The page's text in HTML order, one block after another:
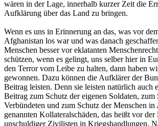
wären in der Lage, innerhalb kurzer Zeit die
Aufklärung über das Land zu bringen.
Wenn es uns in Erinnerung an das, was vor
Afghanistan los war und was danach
Menschen besser vor eklatanten
schützen, wenn es gelingt, uns selber hier in
den Terror vom Leibe zu halten, dann haben
gewonnen. Dazu können die Aufklärer der
Beitrag leisten. Denn sie leisten natürlich auch
Beitrag zum Schutz der eigenen Soldaten, zum
Verbündeten und zum Schutz der Menschen
genannten Kollateralschäden, das heißt vor
unschuldiger Zivilisten in Kriegshandlungen.